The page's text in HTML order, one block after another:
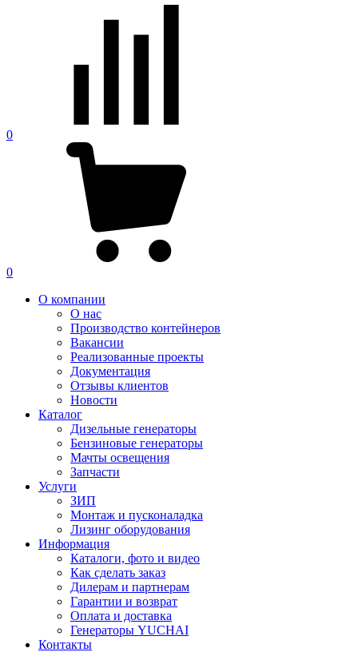
0
0
О компании
О нас
Производство контейнеров
Вакансии
Реализованные проекты
Документация
Отзывы клиентов
Новости
Каталог
Дизельные генераторы
Бензиновые генераторы
Мачты освещения
Запчасти
Услуги
ЗИП
Монтаж и пусконаладка
Лизинг оборудования
Информация
Каталоги, фото и видео
Как сделать заказ
Дилерам и партнерам
Гарантии и возврат
Оплата и доставка
Генераторы YUCHAI
Контакты